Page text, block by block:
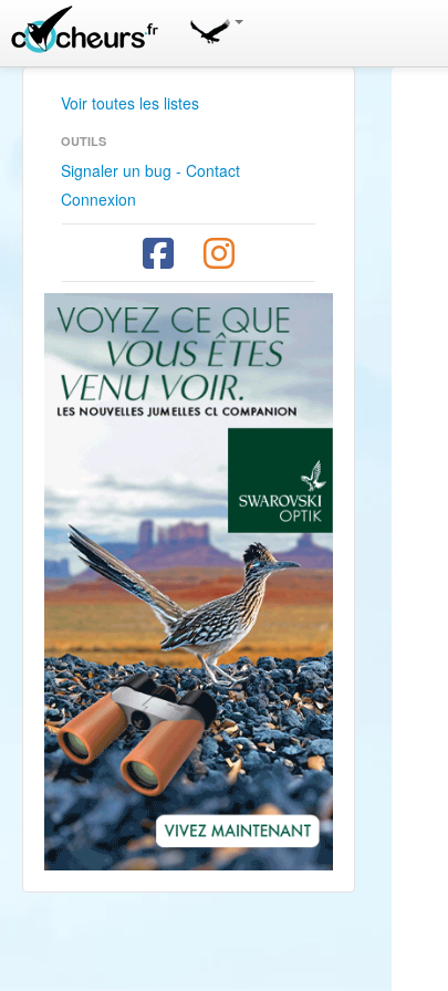
Voir toutes les listes
OUTILS
Signaler un bug - Contact
Connexion